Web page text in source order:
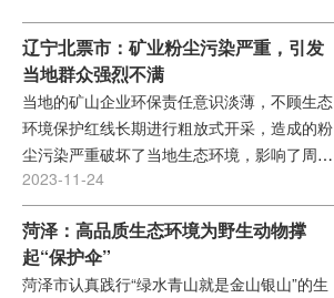
辽宁北票市：矿业粉尘污染严重，引发
当地群众强烈不满
当地的矿山企业环保责任意识淡薄，不顾生态
环境保护红线长期进行粗放式开采，造成的粉
尘污染严重破坏了当地生态环境，影响了周边
居民的居住环境，引发当地群众的强烈不满...
2023-11-24
菏泽：高品质生态环境为野生动物撑
起“保护伞”
菏泽市认真践行“绿水青山就是金山银山”的生